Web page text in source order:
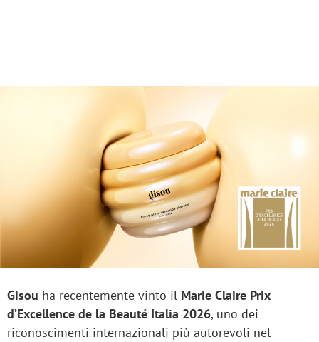
Gisou ha recentemente vinto il Marie Claire Prix
d’Excellence de la Beauté Italia 2026, uno dei
riconoscimenti internazionali più autorevoli nel